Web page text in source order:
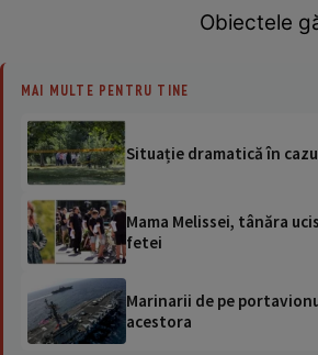
Obiectele
MAI MULTE PENTRU TINE
Situație dramatică în
Mama Melissei, tânăra
fetei
Marinarii de pe
acestora